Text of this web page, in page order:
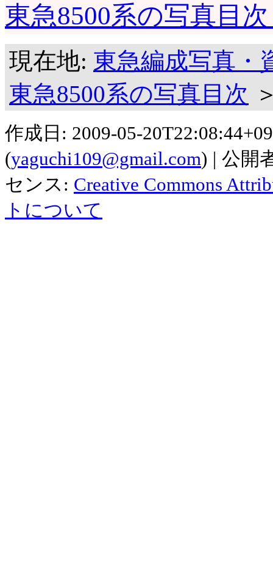
東急8500系の写真目次
現在地: 東急編成写真・
東急8500系の写真目次
作成日: 2009-05-
(yaguchi109@gmail.com)
公開
センス: Creative Commons
トについて